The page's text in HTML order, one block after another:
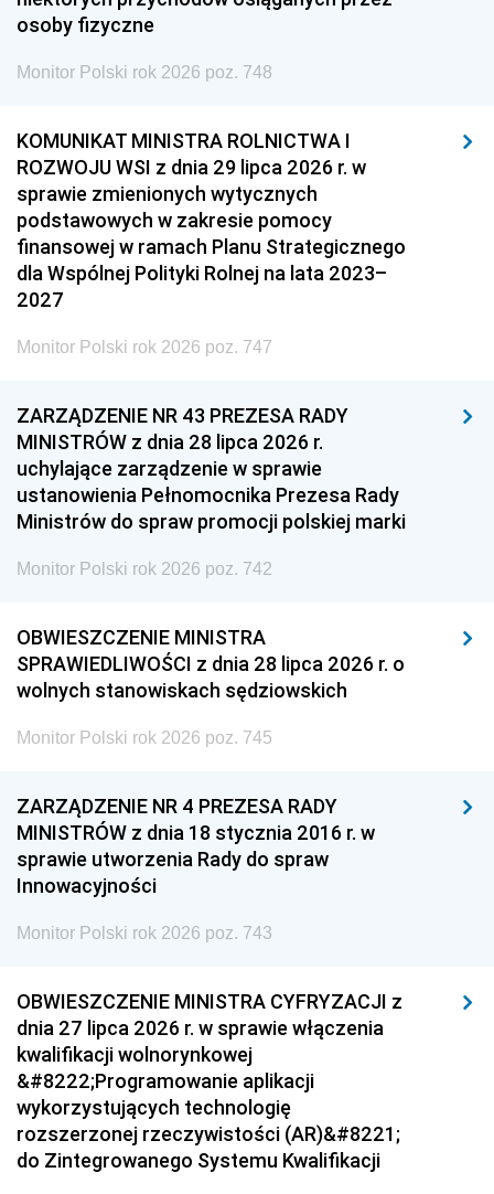
osoby fizyczne
Monitor Polski rok 2026 poz. 748
KOMUNIKAT MINISTRA ROLNICTWA I
ROZWOJU WSI z dnia 29 lipca 2026 r. w
sprawie zmienionych wytycznych
podstawowych w zakresie pomocy
finansowej w ramach Planu Strategicznego
dla Wspólnej Polityki Rolnej na lata 2023–
2027
Monitor Polski rok 2026 poz. 747
ZARZĄDZENIE NR 43 PREZESA RADY
MINISTRÓW z dnia 28 lipca 2026 r.
uchylające zarządzenie w sprawie
ustanowienia Pełnomocnika Prezesa Rady
Ministrów do spraw promocji polskiej marki
Monitor Polski rok 2026 poz. 742
OBWIESZCZENIE MINISTRA
SPRAWIEDLIWOŚCI z dnia 28 lipca 2026 r. o
wolnych stanowiskach sędziowskich
Monitor Polski rok 2026 poz. 745
ZARZĄDZENIE NR 4 PREZESA RADY
MINISTRÓW z dnia 18 stycznia 2016 r. w
sprawie utworzenia Rady do spraw
Innowacyjności
Monitor Polski rok 2026 poz. 743
OBWIESZCZENIE MINISTRA CYFRYZACJI z
dnia 27 lipca 2026 r. w sprawie włączenia
kwalifikacji wolnorynkowej
&#8222;Programowanie aplikacji
wykorzystujących technologię
rozszerzonej rzeczywistości (AR)&#8221;
do Zintegrowanego Systemu Kwalifikacji